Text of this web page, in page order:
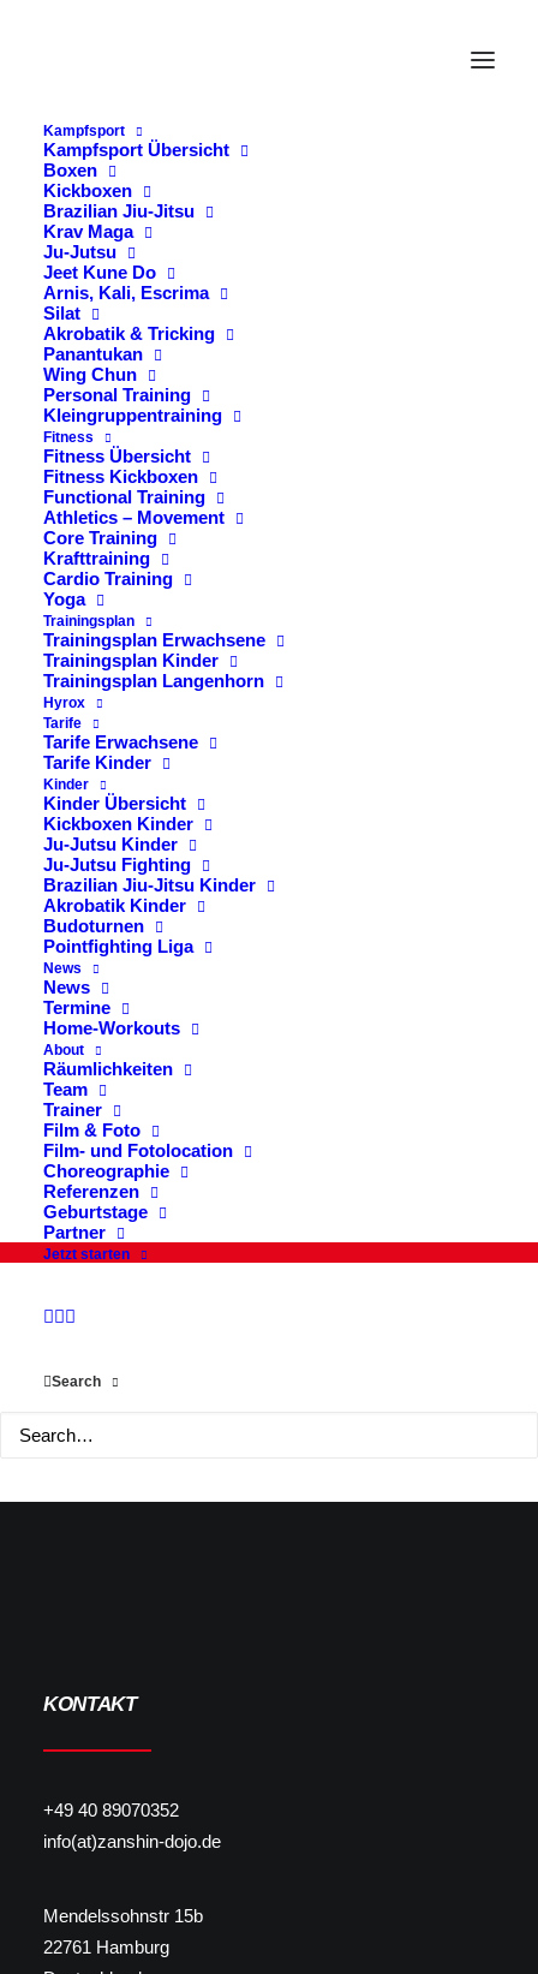
Kampfsport
Kampfsport Übersicht
Boxen
Kickboxen
Brazilian Jiu-Jitsu
Krav Maga
Ju-Jutsu
Jeet Kune Do
Arnis, Kali, Escrima
Silat
Akrobatik & Tricking
Panantukan
Wing Chun
Personal Training
Kleingruppentraining
Fitness
Fitness Übersicht
Fitness Kickboxen
Functional Training
Athletics – Movement
Core Training
Krafttraining
Cardio Training
Yoga
Trainingsplan
Trainingsplan Erwachsene
Trainingsplan Kinder
Trainingsplan Langenhorn
Hyrox
Tarife
Tarife Erwachsene
Tarife Kinder
Kinder
Kinder Übersicht
Kickboxen Kinder
Ju-Jutsu Kinder
Ju-Jutsu Fighting
Brazilian Jiu-Jitsu Kinder
Akrobatik Kinder
Budoturnen
Pointfighting Liga
News
News
Termine
Home-Workouts
About
Räumlichkeiten
Team
Trainer
Film & Foto
Film- und Fotolocation
Choreographie
Referenzen
Geburtstage
Partner
Jetzt starten
Search
Ju-Jutsu Prüfung &
Vorbereitung ab 14
Jahre
Vorbereitungsseminar bis Grüngurt:
Samstag, 04. Juni 2022
Uhrzeit: 15:00 bis ca. 18:00 Uhr
Teilnahmegebühr: 30€
Prüfung bis Grüngurt:
Samstag, 18. Juni 2022
Uhrzeit: 15:00 bis ca. 18:00 Uhr
Teilnahmegebühr: 30€
Für die Prüfung braucht Ihr einen gültigen Ju-Jutsu Pass
und die nachgewiesene Teilnahme an einem Lehrgang.
Bitte meldet Euch mindestens eine Woche vor dem
Termin bei uns am Tresen an. Es gilt eine Anzahl von
mindestens 4 Teilnehmern für die Durchführung der
Prüfung zu erreichen.
JETZT NEWSLETTER
ABONNIEREN
KONTAKT
+49 40 89070352
info(at)zanshin-dojo.de
Mendelssohnstr 15b
22761 Hamburg